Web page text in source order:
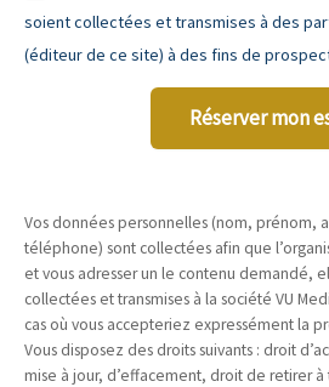
soient collectées et transmises à des
(éditeur de ce site) à des fins de
Réserver mon
Vos données personnelles (nom, prénom,
téléphone) sont collectées afin que
et vous adresser un le contenu demandé,
collectées et transmises à la société VU
cas où vous accepteriez expressément la
Vous disposez des droits suivants : droit
mise à jour, d’effacement, droit de retirer